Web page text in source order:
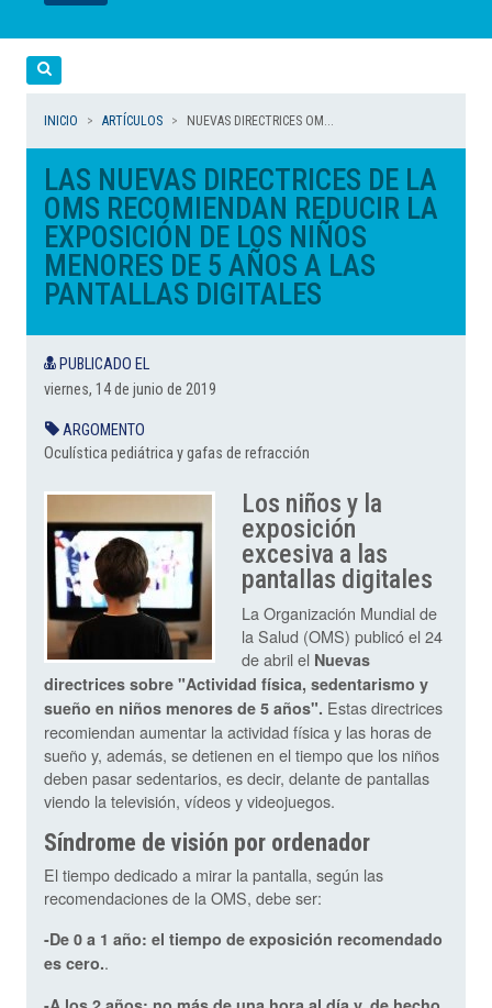
LEER
LEER
LEER
LEER
LEER
INICIO ARTÍCULOS NUEVAS DIRECTRICES OM...
LAS NUEVAS DIRECTRICES DE LA
OMS RECOMIENDAN REDUCIR LA
EXPOSICIÓN DE LOS NIÑOS
MENORES DE 5 AÑOS A LAS
PANTALLAS DIGITALES
PUBLICADO EL
viernes, 14 de junio de 2019
ARGOMENTO
Oculística pediátrica y gafas de refracción
Los niños y la
exposición
excesiva a las
pantallas digitales
La Organización Mundial de
la Salud (OMS) publicó el 24
de abril el Nuevas
directrices sobre "Actividad física, sedentarismo y
sueño en niños menores de 5 años". Estas directrices
recomiendan aumentar la actividad física y las horas de
sueño y, además, se detienen en el tiempo que los niños
deben pasar sedentarios, es decir, delante de pantallas
viendo la televisión, vídeos y videojuegos.
Síndrome de visión por ordenador
El tiempo dedicado a mirar la pantalla, según las
recomendaciones de la OMS, debe ser:
-De 0 a 1 año: el tiempo de exposición recomendado
es cero..